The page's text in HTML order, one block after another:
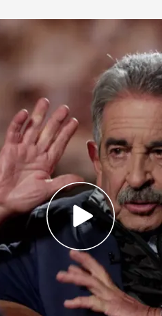
que sufrió al no
Hormaechea,
que esta persona le
con Chester', online y